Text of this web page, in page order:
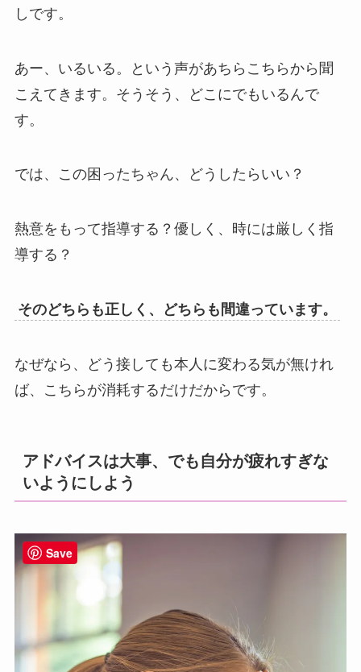
しです。
あー、いるいる。という声があちらこちらから聞
こえてきます。そうそう、どこにでもいるんで
す。
では、この困ったちゃん、どうしたらいい？
熱意をもって指導する？優しく、時には厳しく指
導する？
そのどちらも正しく、どちらも間違っています。
なぜなら、どう接しても本人に変わる気が無けれ
ば、こちらが消耗するだけだからです。
アドバイスは大事、でも自分が疲れすぎな
いようにしよう
Save